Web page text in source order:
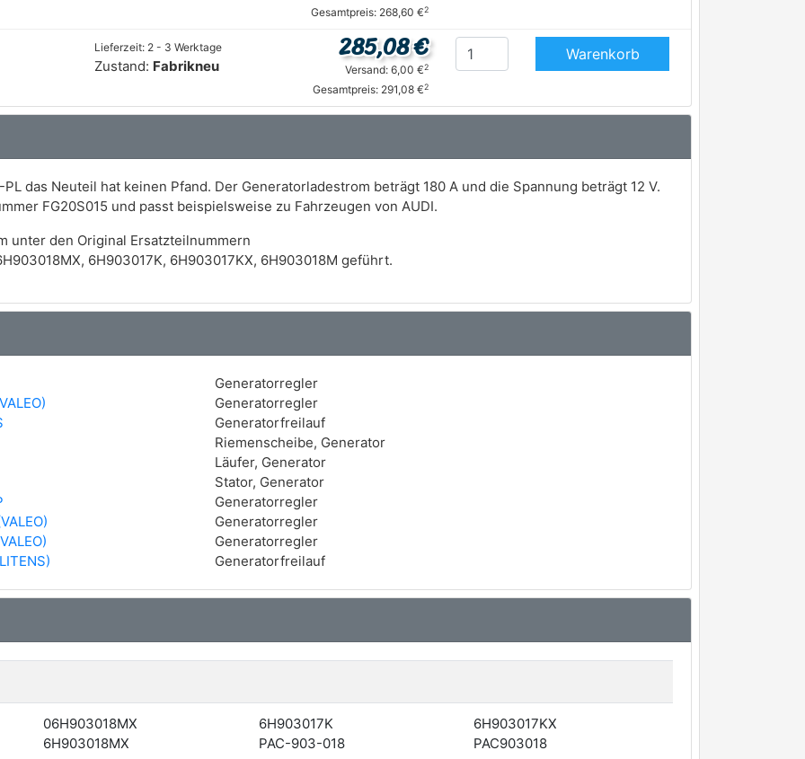
Gesamtpreis: 268,60 €2
Lieferzeit: 2 - 3 Werktage
Zustand: Fabrikneu
285,08 €
Versand: 6,00 €2
Gesamtpreis: 291,08 €2
Warenkorb
das Neuteil hat keinen Pfand. Der Generatorladestrom beträgt 180 A und die Spannung beträgt 12 V.
FG20S015 und passt beispielsweise zu Fahrzeugen von AUDI.
unter den Original Ersatzteilnummern
6H903017K, 6H903017KX, 6H903018M geführt.
Generatorregler
Generatorregler
Generatorfreilauf
Riemenscheibe, Generator
Läufer, Generator
Stator, Generator
Generatorregler
Generatorregler
Generatorregler
Generatorfreilauf
06H903018MX 6H903017K
6H903017KX
6H903018MX PAC-903-018 PAC903018